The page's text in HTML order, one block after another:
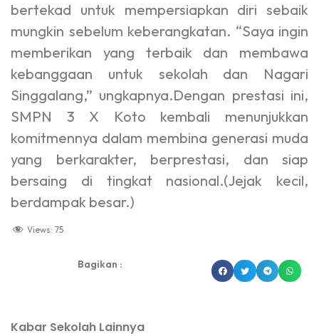
bertekad untuk mempersiapkan diri sebaik
mungkin sebelum keberangkatan. “Saya ingin
memberikan yang terbaik dan membawa
kebanggaan untuk sekolah dan Nagari
Singgalang,” ungkapnya.Dengan prestasi ini,
SMPN 3 X Koto kembali menunjukkan
komitmennya dalam membina generasi muda
yang berkarakter, berprestasi, dan siap
bersaing di tingkat nasional.(Jejak kecil,
berdampak besar.)
Views: 75
Bagikan :
Kabar Sekolah Lainnya